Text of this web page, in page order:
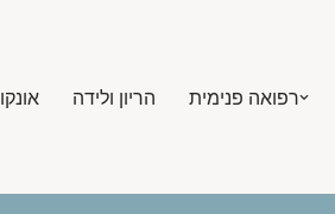
רפואה פנימית הריון ולידה